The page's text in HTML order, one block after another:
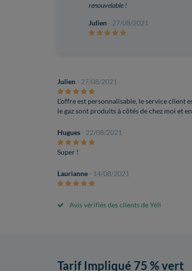
renouvelable !
Julien - 27/08/2021
Julien - 27/08/2021
L'offre est personnalisable, le service client
le gaz sont produits à côtés de chez moi et
Hugues - 22/08/2021
Super !
Laurianne - 14/08/2021
Avis vérifiés des clients de Yéli
Tarif Impliqué 75 % vert